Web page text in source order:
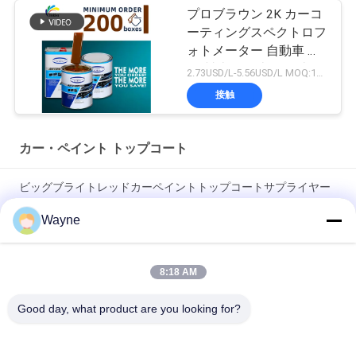
プロブラウン 2K カーコ
ーティングスペクトロフ
ォトメーター 自動車 修
理 製造 自動車 自動車 塗
装
接触
カー・ペイント トップコート
ビッグブライトレッドカーペイントトップコートサプライヤー
オートペイント 自動車用塗料 スプレーペイント
無毒 耐熱 鮮やかな赤色 消去耐性 トップコート 自動車用 自動車
車 塗料 完成品
Wayne
8:18 AM
Good day, what product are you looking for?